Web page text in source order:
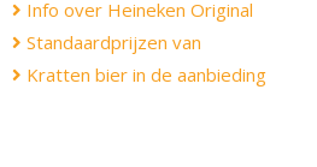
Info over Heineken Original
Standaardprijzen van
Kratten bier in de aanbieding